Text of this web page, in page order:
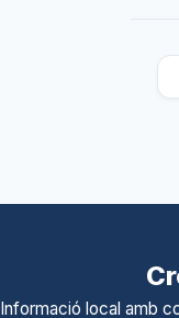
Informació local amb